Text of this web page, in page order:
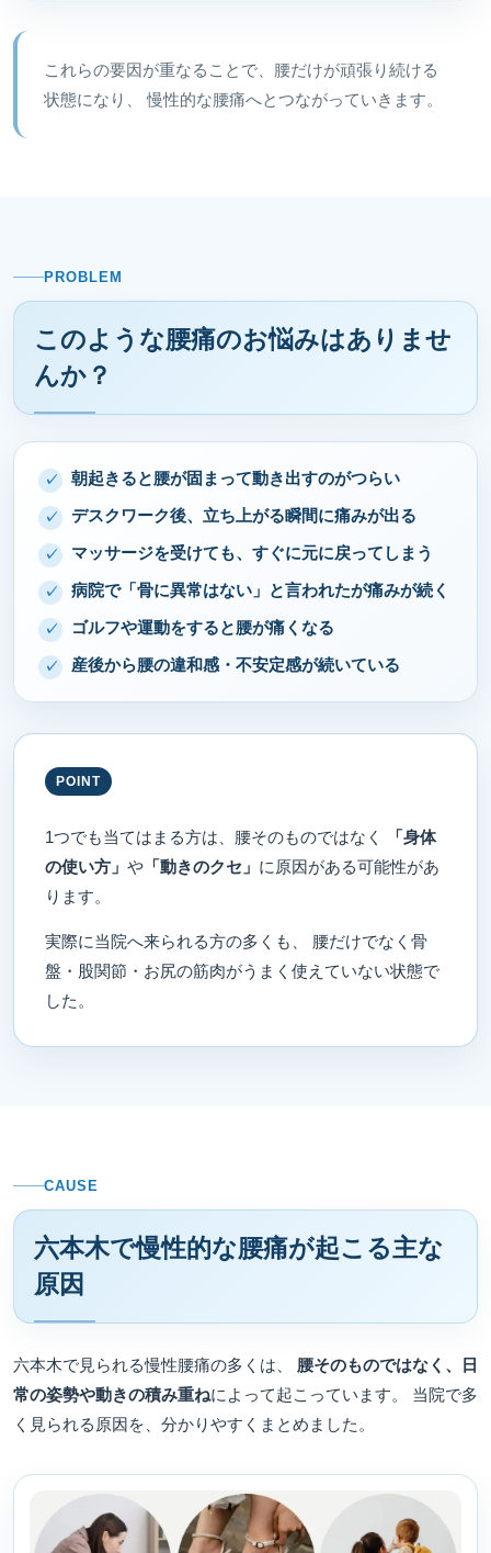
これらの要因が重なることで、腰だけが頑張り続ける
状態になり、 慢性的な腰痛へとつながっていきます。
PROBLEM
このような腰痛のお悩みはありませ
んか？
朝起きると腰が固まって動き出すのがつらい
デスクワーク後、立ち上がる瞬間に痛みが出る
マッサージを受けても、すぐに元に戻ってしまう
病院で「骨に異常はない」と言われたが痛みが続く
ゴルフや運動をすると腰が痛くなる
産後から腰の違和感・不安定感が続いている
POINT
1つでも当てはまる方は、腰そのものではなく
「身体
の使い方」 や 「動きのクセ」 に原因がある可能性があ
ります。
実際に当院へ来られる方の多くも、 腰だけでなく骨
盤・股関節・お尻の筋肉がうまく使えていない状態で
した。
CAUSE
六本木で慢性的な腰痛が起こる主な
原因
六本木で見られる慢性腰痛の多くは、 腰そのものではなく、日
常の姿勢や動きの積み重ねによって起こっています。 当院で多
く見られる原因を、分かりやすくまとめました。